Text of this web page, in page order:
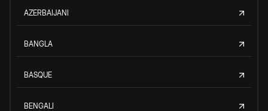
AZERBAIJANI
BANGLA
BASQUE
BENGALI